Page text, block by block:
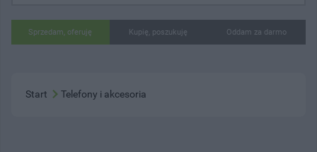
Sprzedam, oferuję Kupię, poszukuję Oddam za darmo
Start Telefony i akcesoria